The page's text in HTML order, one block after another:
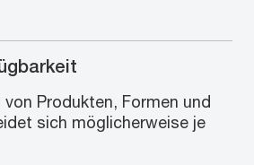
Produkten, Formen und
sich möglicherweise je